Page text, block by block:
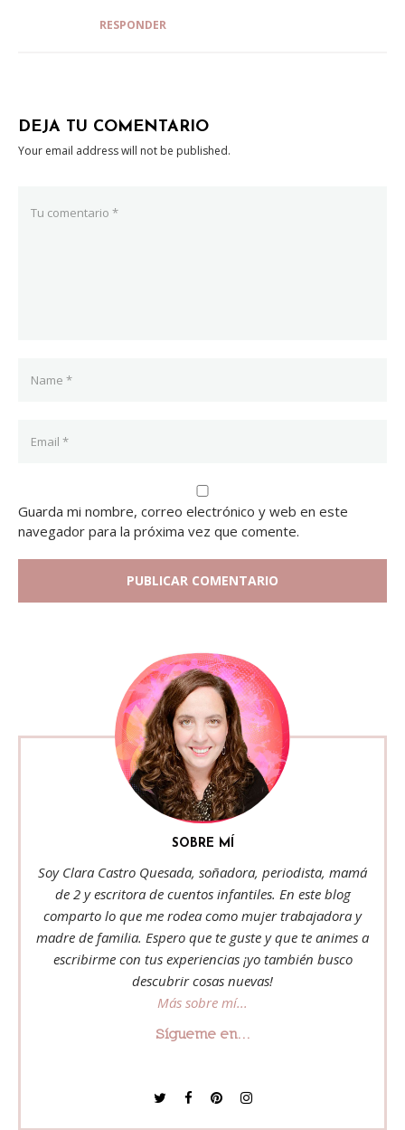
RESPONDER
DEJA TU COMENTARIO
Your email address will not be published.
Guarda mi nombre, correo electrónico y web en este
navegador para la próxima vez que comente.
SOBRE MÍ
Soy Clara Castro Quesada, soñadora, periodista, mamá
de 2 y escritora de cuentos infantiles. En este blog
comparto lo que me rodea como mujer trabajadora y
madre de familia. Espero que te guste y que te animes a
escribirme con tus experiencias ¡yo también busco
descubrir cosas nuevas!
Más sobre mí...
Sígueme en...